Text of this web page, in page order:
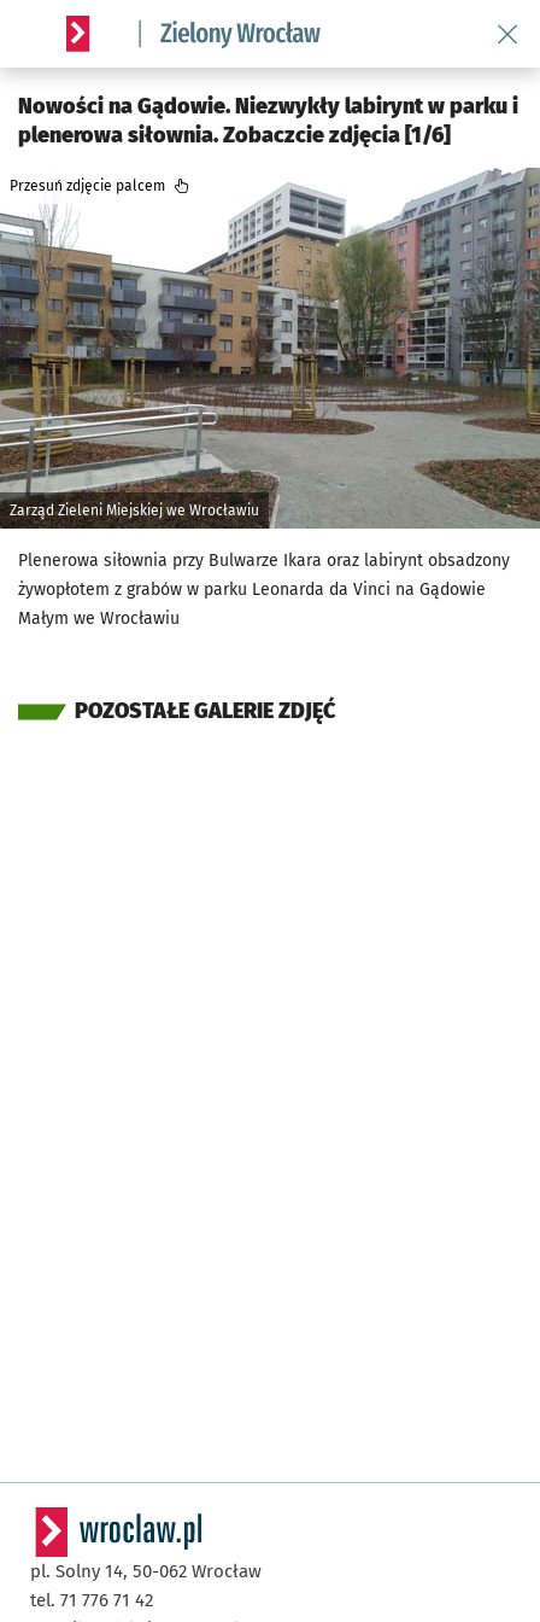
Serwis informacyjny wroclaw.pl podserwis: Środowisko we
Nowości na Gądowie. Niezwykły labirynt w parku i
plenerowa siłownia. Zobaczcie zdjęcia [1/6]
Zarząd Zieleni Miejskiej we Wrocławiu
Przesuń zdjęcie palcem
Plenerowa siłownia przy Bulwarze Ikara oraz labirynt obsadzony
żywopłotem z grabów w parku Leonarda da Vinci na Gądowie
Małym we Wrocławiu
POZOSTAŁE GALERIE ZDJĘĆ
pl. Solny 14, 50-062 Wrocław
tel. 71 776 71 42